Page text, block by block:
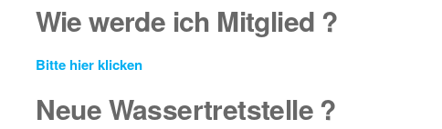
Wie werde ich Mitglied ?
Bitte hier klicken
Neue Wassertretstelle ?